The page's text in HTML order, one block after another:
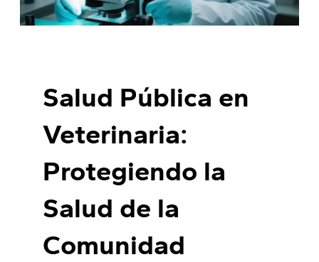
Salud Pública en
Veterinaria:
Protegiendo la
Salud de la
Comunidad